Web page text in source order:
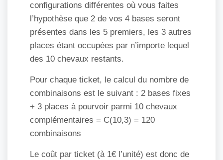
configurations différentes où vous faites
l’hypothèse que 2 de vos 4 bases seront
présentes dans les 5 premiers, les 3 autres
places étant occupées par n’importe lequel
des 10 chevaux restants.
Pour chaque ticket, le calcul du nombre de
combinaisons est le suivant : 2 bases fixes
+ 3 places à pourvoir parmi 10 chevaux
complémentaires = C(10,3) = 120
combinaisons
Le coût par ticket (à 1€ l’unité) est donc de